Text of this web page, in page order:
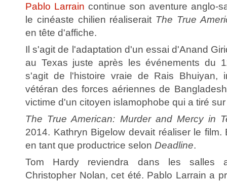
Pablo Larrain continue son aventure anglo-
le cinéaste chilien réaliserait The True
en tête d'affiche.
Il s'agit de l'adaptation d'un essai d'Anand
au Texas juste après les événements du
s'agit de l'histoire vraie de Rais Bhuiyan,
vétéran des forces aériennes de
victime d'un citoyen islamophobe qui a tiré
The True American: Murder and Mercy in
2014. Kathryn Bigelow devait réaliser le film.
en tant que productrice selon Deadline.
Tom Hardy reviendra dans les salles
Christopher Nolan, cet été. Pablo Larrain a